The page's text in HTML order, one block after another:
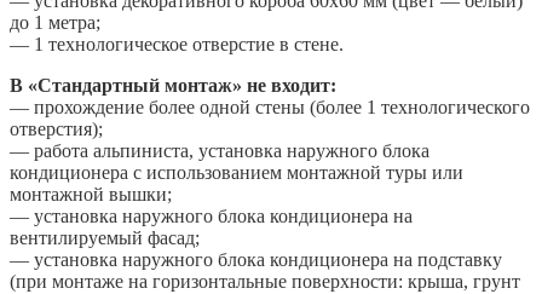
до 1 метра;
— 1 технологическое отверстие в стене.
В «Стандартный монтаж» не входит:
— прохождение более одной стены (более 1 технологического
отверстия);
— работа альпиниста, установка наружного блока
кондиционера с использованием монтажной туры или
монтажной вышки;
— установка наружного блока кондиционера на
вентилируемый фасад;
— установка наружного блока кондиционера на подставку
(при монтаже на горизонтальные поверхности: крыша, грунт